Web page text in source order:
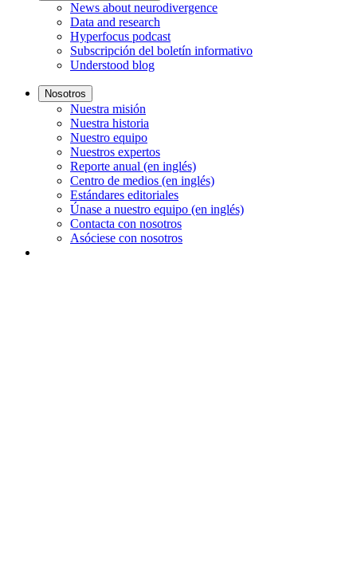
News about neurodivergence
Data and research
Hyperfocus podcast
Subscripción del boletín informativo
Understood blog
Nosotros
Nuestra misión
Nuestra historia
Nuestro equipo
Nuestros expertos
Reporte anual (en inglés)
Centro de medios (en inglés)
Estándares editoriales
Únase a nuestro equipo (en inglés)
Contacta con nosotros
Asóciese con nosotros